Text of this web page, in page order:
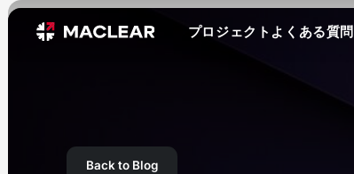
プロジェクト よくある質問
Back to Blog